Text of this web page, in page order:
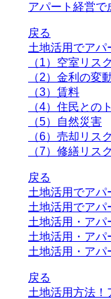
アパート経営で
戻る
土地活用でアパ
（1）空室リスク
（2）金利の変
（3）賃料
（4）住民との
（5）自然災害
（6）売却リスク
（7）修繕リスク
戻る
土地活用でアパ
土地活用でアパ
土地活用・アパ
土地活用・アパ
土地活用・アパ
戻る
土地活用方法！